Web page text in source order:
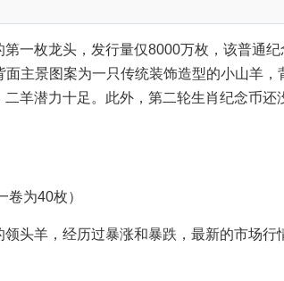
第一枚龙头，发行量仅8000万枚，该普通纪
面主景图案为一只传统装饰造型的小山羊，
羊潜力十足。此外，第二轮生肖纪念币还
为40枚）
羊，经历过暴涨和暴跌，最新的市场行